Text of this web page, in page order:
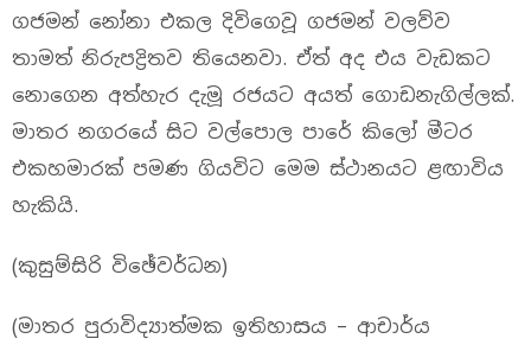
ගජමන් නෝනා එකල දිවිගෙවූ ගජමන් වලව්ව
තාමත් නිරුපද්‍රිතව තියෙනවා. ඒත් අද එය වැඩකට
නොගෙන අත්හැර දැමූ රජයට අයත් ගොඩනැගිල්ලක්.
මාතර නගරයේ සිට වල්පොල පාරේ කිලෝ මීටර
එකහමාරක් පමණ ගියවිට මෙම ස්ථානයට ළඟාවිය
හැකියි.
(කුසුම්සිරි විඡේවර්ධන)
(මාතර පුරාවිද්‍යාත්මක ඉතිහාසය – ආචාර්ය